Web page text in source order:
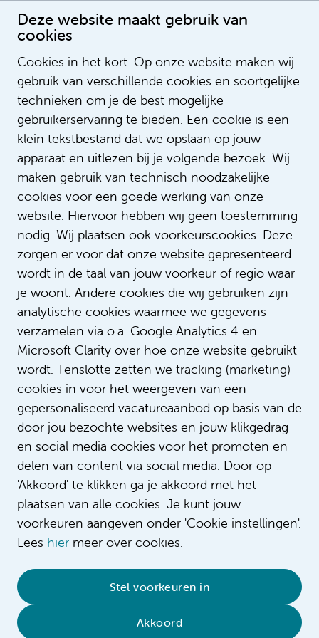
Deze website maakt gebruik van
cookies
Cookies in het kort. Op onze website maken wij
gebruik van verschillende cookies en soortgelijke
technieken om je de best mogelijke
gebruikerservaring te bieden. Een cookie is een
klein tekstbestand dat we opslaan op jouw
apparaat en uitlezen bij je volgende bezoek. Wij
maken gebruik van technisch noodzakelijke
cookies voor een goede werking van onze
website. Hiervoor hebben wij geen toestemming
nodig. Wij plaatsen ook voorkeurscookies. Deze
zorgen er voor dat onze website gepresenteerd
wordt in de taal van jouw voorkeur of regio waar
je woont. Andere cookies die wij gebruiken zijn
analytische cookies waarmee we gegevens
verzamelen via o.a. Google Analytics 4 en
Microsoft Clarity over hoe onze website gebruikt
wordt. Tenslotte zetten we tracking (marketing)
cookies in voor het weergeven van een
gepersonaliseerd vacatureaanbod op basis van de
door jou bezochte websites en jouw klikgedrag
en social media cookies voor het promoten en
delen van content via social media. Door op
'Akkoord' te klikken ga je akkoord met het
plaatsen van alle cookies. Je kunt jouw
voorkeuren aangeven onder 'Cookie instellingen'.
Lees hier meer over cookies.
Stel voorkeuren in
Akkoord
Reinout Bos
Cookieverklaring • Sitemap